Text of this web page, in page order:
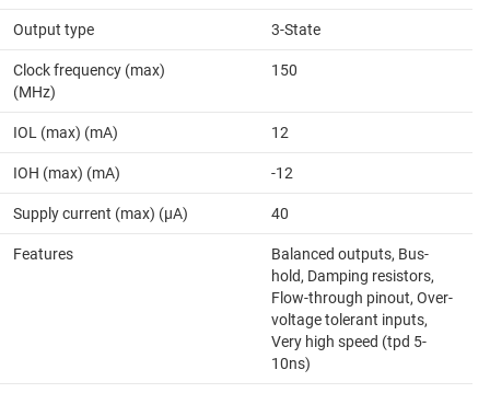
Output type 3-State
Clock frequency (max)
(MHz)
150
IOL (max) (mA) 12
IOH (max) (mA) -12
Supply current (max) (µA) 40
Features
Balanced outputs, Bus-
hold, Damping resistors,
Flow-through pinout, Over-
voltage tolerant inputs,
Very high speed (tpd 5-
10ns)